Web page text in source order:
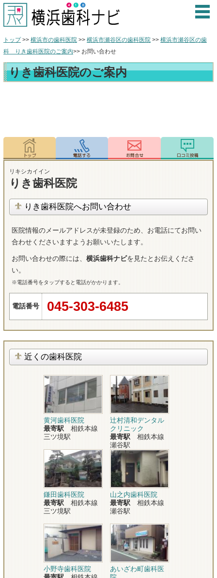
トップ>> 横浜市の歯科医院 >> 横浜市瀬谷区の歯科医院 >> 横浜市瀬谷区の歯
科 りき歯科医院のご案内>> お問い合わせ
りき歯科医院のご案内
リキシカイイン
りき歯科医院
りき歯科医院へお問い合わせ
医院情報のメールアドレスが未登録のため、お電話にてお問い
合わせくださいますようお願いいたします。
お問い合わせの際には、 横浜歯科ナビを見たとお伝えくださ
い。
※電話番号をタップすると電話がかかります。
電話番号 045-303-6485
近くの歯科医院
黄河歯科医院
最寄駅 相鉄本線
三ツ境駅
辻村清和デンタル
クリニック
最寄駅 相鉄本線
瀬谷駅
鎌田歯科医院
最寄駅 相鉄本線
三ツ境駅
山之内歯科医院
最寄駅 相鉄本線
瀬谷駅
小野寺歯科医院
あいざわ町歯科医